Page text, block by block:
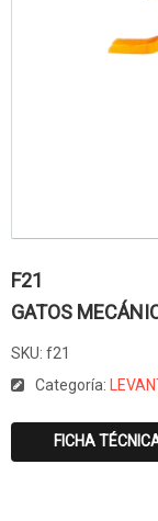
F21
GATOS
SKU: f21
Categoría:
FICHA